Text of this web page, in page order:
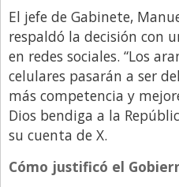
El jefe de Gabinete,
respaldó la decisión con
en redes sociales. “Los
celulares pasarán a ser
más competencia y
Dios bendiga a la
su cuenta de X.
Cómo justificó el